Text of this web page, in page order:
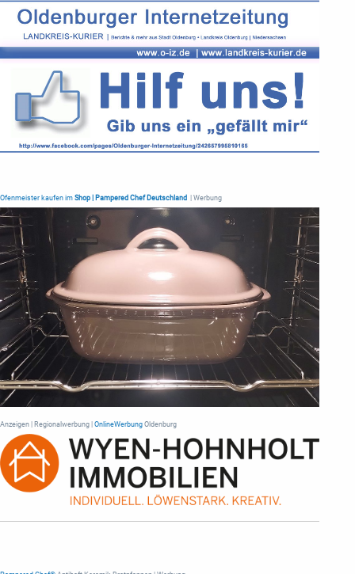
Ofenmeister kaufen im Shop | Pampered Chef Deutschland | Werbung
Anzeigen | Regionalwerbung | OnlineWerbung Oldenburg